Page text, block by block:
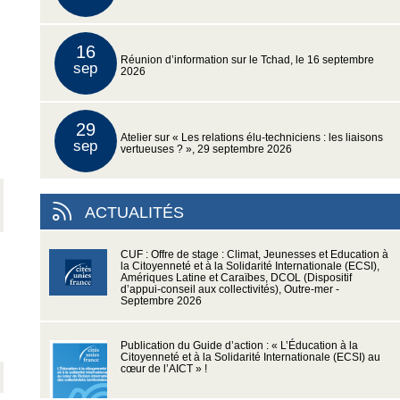
16
sep
Réunion d’information sur le Tchad, le 16 septembre
2026
29
sep
Atelier sur « Les relations élu-techniciens : les liaisons
vertueuses ? », 29 septembre 2026
ACTUALITÉS
CUF : Offre de stage : Climat, Jeunesses et Education à
la Citoyenneté et à la Solidarité Internationale (ECSI),
Amériques Latine et Caraïbes, DCOL (Dispositif
d’appui-conseil aux collectivités), Outre-mer -
Septembre 2026
Publication du Guide d’action : « L’Éducation à la
Citoyenneté et à la Solidarité Internationale (ECSI) au
cœur de l’AICT » !